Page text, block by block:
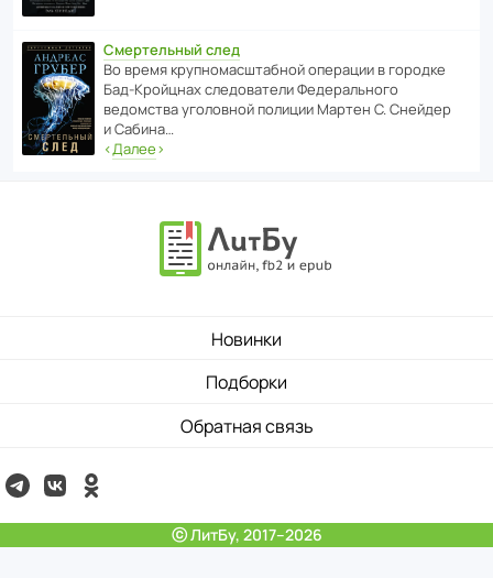
Смертельный след
Во время круп­но­мас­ш­та­бной операции в городке
Бад‑Крой­цнах следо­ва­тели Феде­раль­ного
ведомства уголо­вной полиции Мартен С. Снейдер
и Сабина…
‹Далее›
Новинки
Подборки
Обратная связь
ⓒ ЛитБу, 2017–2026